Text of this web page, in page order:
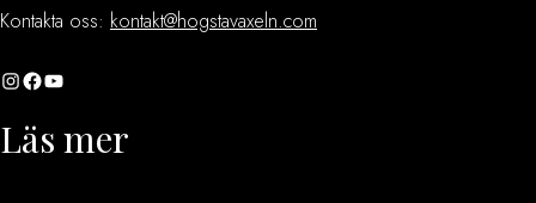
Kontakta oss: kontakt@hogstavaxeln.com
InstagramFacebook YouTube
Läs mer